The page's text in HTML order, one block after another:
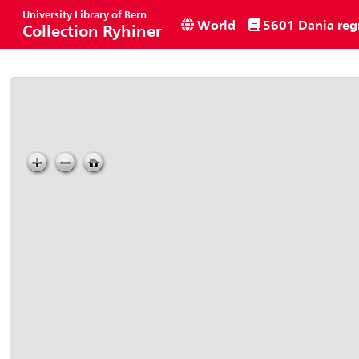
University Library of Bern
Collection Ryhiner World 5601 Dania